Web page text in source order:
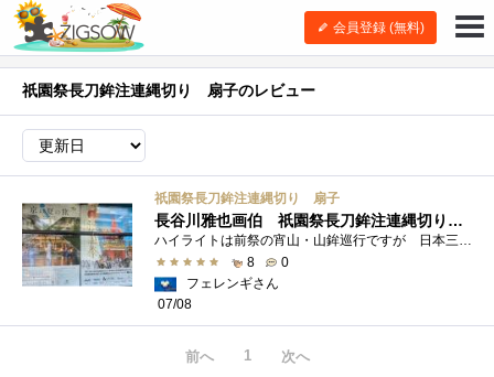
会員登録 (無料)
祇園祭長刀鉾注連縄切り 扇子のレビュー
祇園祭長刀鉾注連縄切り 扇子
長谷川雅也画伯 祇園祭長刀鉾注連縄切り図案扇子
ハイライトは前祭の宵山・山鉾巡行ですが 日本三大祭りのヒトツである祇園祭は ７月のひと月間を通して様々な行事が執り行われております。...
8
0
フェレンギさん
07/08
前へ 1 次へ